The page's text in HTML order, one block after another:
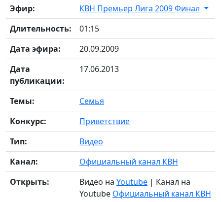
Эфир:
КВН Премьер Лига 2009 Финал
Длительность:
01:15
Дата эфира:
20.09.2009
Дата
публикации:
17.06.2013
Темы:
Семья
Конкурс:
Приветствие
Тип:
Видео
Канал:
Официальный канал КВН
Открыть:
Видео на Youtube | Канал на
Youtube Официальный канал КВН